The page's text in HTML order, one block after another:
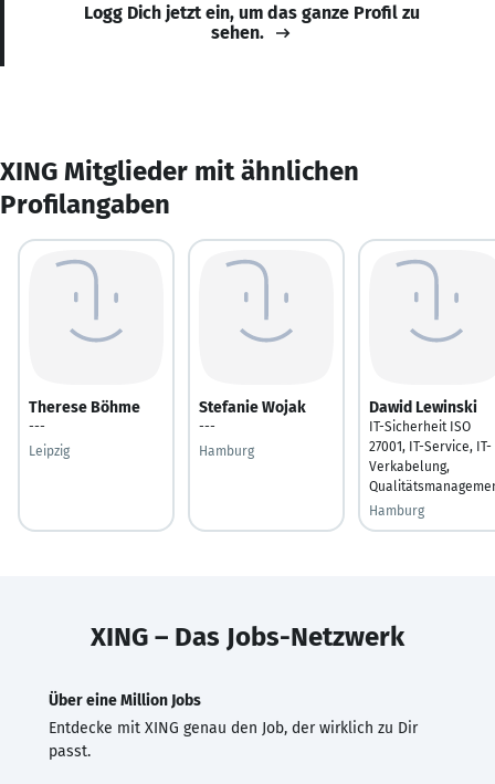
Logg Dich jetzt ein, um das ganze Profil zu
sehen.
XING Mitglieder mit ähnlichen
Profilangaben
Therese Böhme
---
Leipzig
Stefanie Wojak
---
Hamburg
Dawid Lewinski
IT-Sicherheit ISO
27001, IT-Service, IT-
Verkabelung,
Hamburg
XING – Das Jobs-Netzwerk
Über eine Million Jobs
Entdecke mit XING genau den Job, der wirklich zu Dir
passt.